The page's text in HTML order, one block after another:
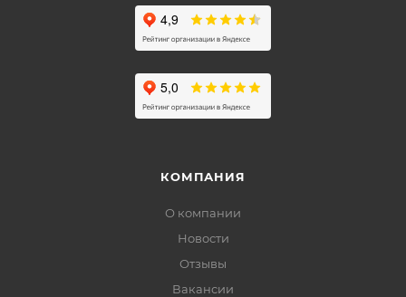
КОМПАНИЯ
О компании
Новости
Отзывы
Вакансии